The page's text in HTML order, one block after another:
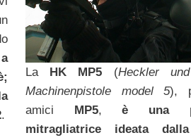
.
La HK MP5 (Heckler
Machinenpistole model 5),
amici MP5,è una
mitragliatrice ideata